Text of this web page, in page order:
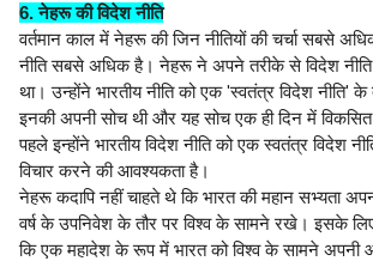
6. नेहरू की विदेश नीति
वर्तमान काल में नेहरू की जिन नीतियों की चर्चा सबसे
नीति सबसे अधिक है। नेहरू ने अपने तरीके से विदेश नीति
था। उन्होंने भारतीय नीति को एक 'स्वतंत्र विदेश नीति' के
इनकी अपनी सोच थी और यह सोच एक ही दिन में
पहले इन्होंने भारतीय विदेश नीति को एक स्वतंत्र विदेश
विचार करने की आवश्यकता है।
नेहरू कदापि नहीं चाहते थे कि भारत की महान सभ्यता
वर्ष के उपनिवेश के तौर पर विश्व के सामने रखे। इसके
कि एक महादेश के रूप में भारत को विश्व के सामने अपनी